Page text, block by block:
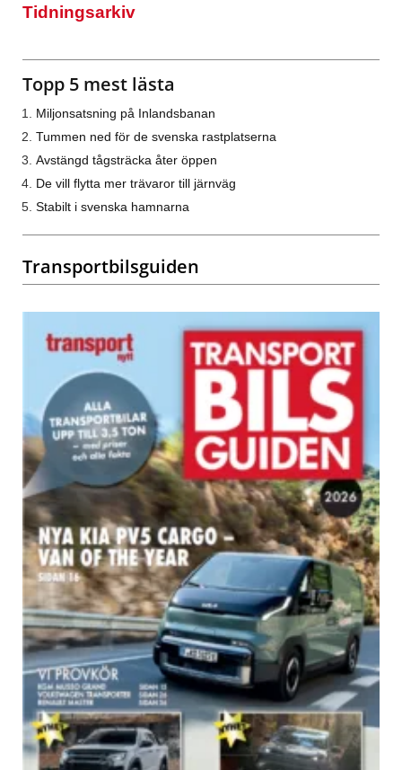
Tidningsarkiv
Topp 5 mest lästa
Miljonsatsning på Inlandsbanan
Tummen ned för de svenska rastplatserna
Avstängd tågsträcka åter öppen
De vill flytta mer trävaror till järnväg
Stabilt i svenska hamnarna
Transportbilsguiden